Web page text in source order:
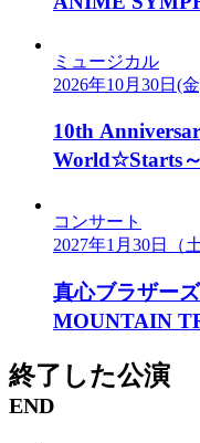
ミュージカル
2026年10月30日(
10th
World☆Starts～
コンサート
2027年1⽉30⽇（⼟
真⼼ブラザー
MOUNTAIN
終了した公演
END